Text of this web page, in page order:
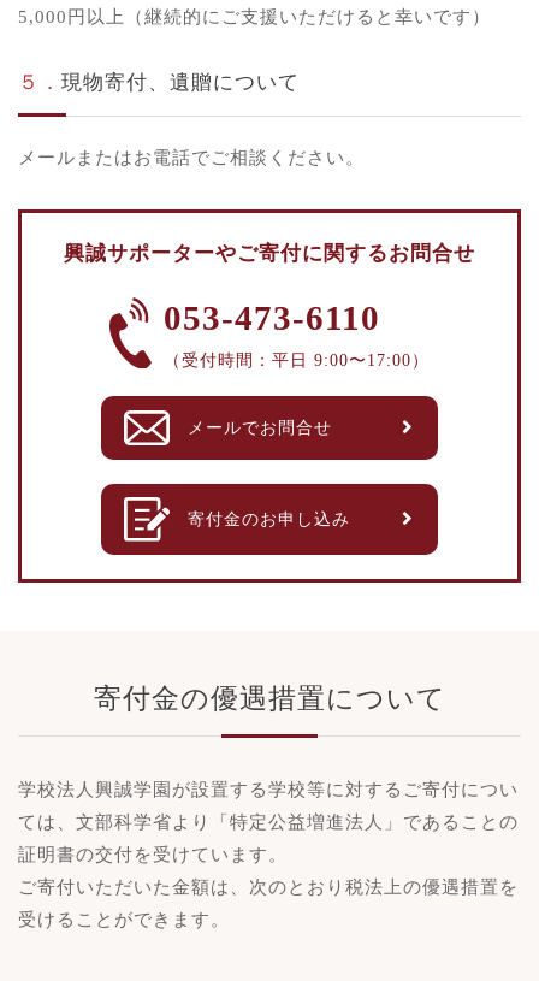
5,000円以上（継続的にご支援いただけると幸いです）
５． 現物寄付、遺贈について
メールまたはお電話でご相談ください。
興誠サポーターやご寄付に関するお問合せ
053-473-6110
（受付時間：平日 9:00〜17:00）
メールでお問合せ
寄付金のお申し込み
寄付金の優遇措置について
学校法人興誠学園が設置する学校等に対するご寄付につい
ては、文部科学省より「特定公益増進法人」であることの
証明書の交付を受けています。
ご寄付いただいた金額は、次のとおり税法上の優遇措置を
受けることができます。